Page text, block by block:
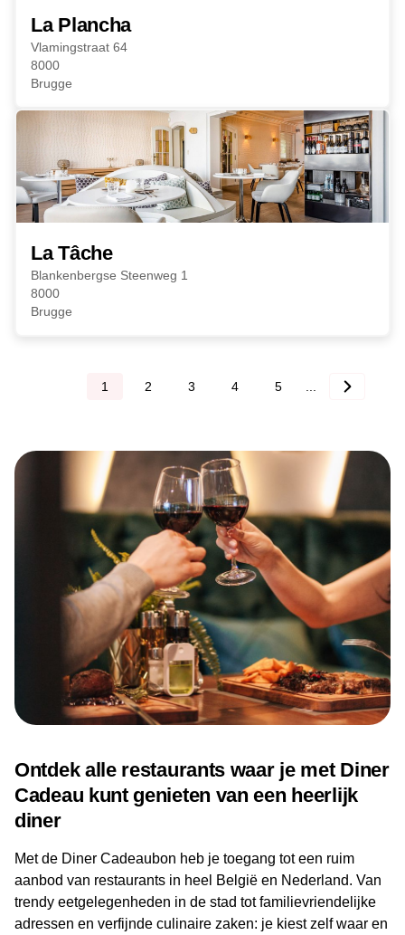
La Plancha
Vlamingstraat 64
8000
Brugge
La Tâche
Blankenbergse Steenweg 1
8000
Brugge
1 2 3 4 5
Ontdek alle restaurants waar je met Diner
Cadeau kunt genieten van een heerlijk
diner
Met de Diner Cadeaubon heb je toegang tot een ruim
aanbod van restaurants in heel België en Nederland. Van
trendy eetgelegenheden in de stad tot familievriendelijke
adressen en verfijnde culinaire zaken: je kiest zelf waar en